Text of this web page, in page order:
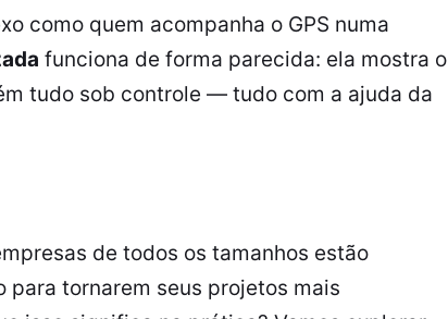
como quem acompanha o GPS numa
funciona de forma parecida: ela mostra o
tudo sob controle — tudo com a ajuda da
de todos os tamanhos estão
tornarem seus projetos mais